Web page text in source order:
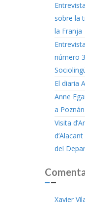
sobre la
la Franja
número
El diaria
Anne
a Poznán
Visita
del
Xavier